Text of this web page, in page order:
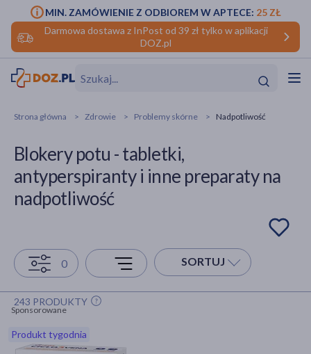
Darmowa dostawa z InPost od 39 zł tylko w aplikacji
DOZ.pl
MIN. ZAMÓWIENIE Z ODBIOREM W APTECE: 25 ZŁ
Hit
makijażu
Strona główna Zdrowie Problemy skórne Nadpotliwość
Blokery potu - tabletki,
antyperspiranty i inne preparaty na
nadpotliwość
0 SORTUJ
243 PRODUKTY
Sponsorowane
Produkt tygodnia